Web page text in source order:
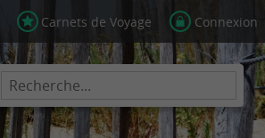
Carnets de Voyage Connexion